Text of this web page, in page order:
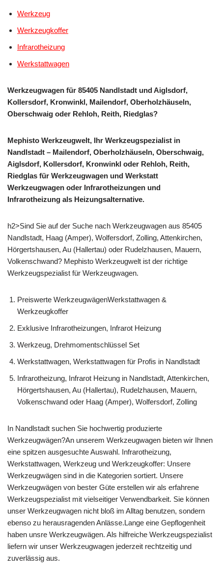
Werkzeug
Werkzeugkoffer
Infrarotheizung
Werkstattwagen
Werkzeugwagen für 85405 Nandlstadt und Aiglsdorf,
Kollersdorf, Kronwinkl, Mailendorf, Oberholzhäuseln,
Oberschwaig oder Rehloh, Reith, Riedglas?
Mephisto Werkzeugwelt, Ihr Werkzeugspezialist in
Nandlstadt – Mailendorf, Oberholzhäuseln, Oberschwaig,
Aiglsdorf, Kollersdorf, Kronwinkl oder Rehloh, Reith,
Riedglas für Werkzeugwagen und Werkstatt
Werkzeugwagen oder Infrarotheizungen und
Infrarotheizung als Heizungsalternative.
h2>Sind Sie auf der Suche nach Werkzeugwagen aus 85405
Nandlstadt, Haag (Amper), Wolfersdorf, Zolling, Attenkirchen,
Hörgertshausen, Au (Hallertau) oder Rudelzhausen, Mauern,
Volkenschwand? Mephisto Werkzeugwelt ist der richtige
Werkzeugspezialist für Werkzeugwagen.
Preiswerte WerkzeugwägenWerkstattwagen &
Werkzeugkoffer
Exklusive Infrarotheizungen, Infrarot Heizung
Werkzeug, Drehmomentschlüssel Set
Werkstattwagen, Werkstattwagen für Profis in Nandlstadt
Infrarotheizung, Infrarot Heizung in Nandlstadt, Attenkirchen,
Hörgertshausen, Au (Hallertau), Rudelzhausen, Mauern,
Volkenschwand oder Haag (Amper), Wolfersdorf, Zolling
In Nandlstadt suchen Sie hochwertig produzierte
Werkzeugwägen?An unserem Werkzeugwagen bieten wir Ihnen
eine spitzen ausgesuchte Auswahl. Infrarotheizung,
Werkstattwagen, Werkzeug und Werkzeugkoffer: Unsere
Werkzeugwägen sind in die Kategorien sortiert. Unsere
Werkzeugwägen von bester Güte erstellen wir als erfahrene
Werkzeugspezialist mit vielseitiger Verwendbarkeit. Sie können
unser Werkzeugwagen nicht bloß im Alltag benutzen, sondern
ebenso zu herausragenden Anlässe.Lange eine Gepflogenheit
haben unsre Werkzeugwägen. Als hilfreiche Werkzeugspezialist
liefern wir unser Werkzeugwagen jederzeit rechtzeitig und
zuverlässig aus.